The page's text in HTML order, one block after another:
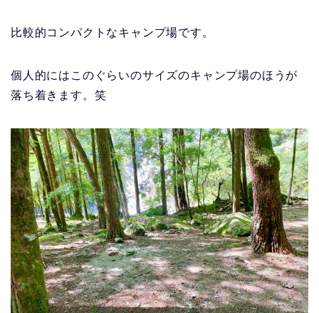
比較的コンパクトなキャンプ場です。
個人的にはこのぐらいのサイズのキャンプ場のほうが
落ち着きます。笑